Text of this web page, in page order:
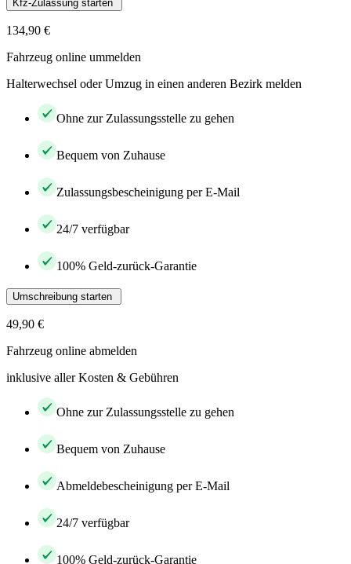
Kfz-Zulassung starten
134,90 €
Fahrzeug online ummelden
Halterwechsel oder Umzug in einen anderen Bezirk melden
Ohne zur Zulassungsstelle zu gehen
Bequem von Zuhause
Zulassungsbescheinigung per E-Mail
24/7 verfügbar
100% Geld-zurück-Garantie
Umschreibung starten
49,90 €
Fahrzeug online abmelden
inklusive aller Kosten & Gebühren
Ohne zur Zulassungsstelle zu gehen
Bequem von Zuhause
Abmeldebescheinigung per E-Mail
24/7 verfügbar
100% Geld-zurück-Garantie